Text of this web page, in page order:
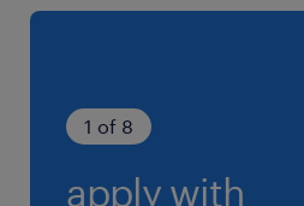
1 of 8
apply with